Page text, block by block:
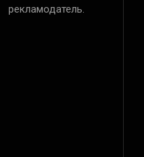
рекламодатель.